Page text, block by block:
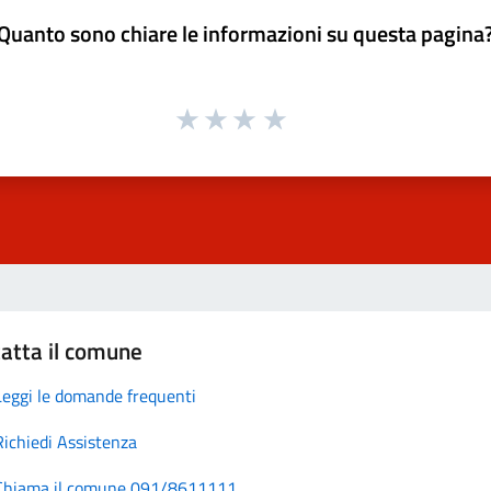
sono chiare le informazioni su questa
il comune
le domande frequenti
Assistenza